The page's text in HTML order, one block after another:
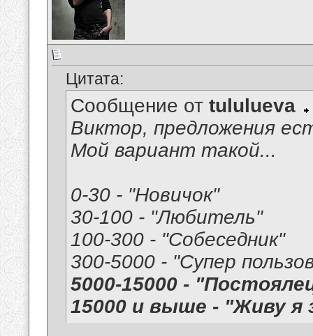
Цитата:
Сообщение от tululueva
Виктор, предложения
Мой вариант такой...
0-30 - "Новичок"
30-100 - "Любитель"
100-300 - "Собеседник"
300-5000 - "Супер
5000-15000 -
15000 и выше - "Живу я